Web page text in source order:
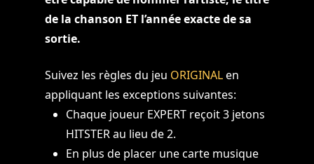
de la chanson ET l’année exacte de sa
sortie.
Suivez les règles du jeu ORIGINALen
appliquant les exceptions suivantes:
Chaque joueur EXPERT reçoit 3 jetons
HITSTER au lieu de 2.
En plus de placer une carte musique